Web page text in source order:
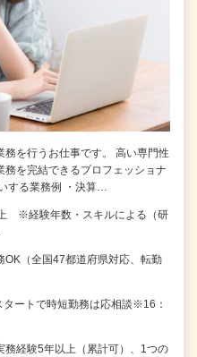
務を行うお仕事です。 高い専門性
務を完結できるプロフェッショナ
する業務例 ・決算…
※経験年数・スキルによる（研
OK（全国47都道府県対応、転勤
ートで時短勤務は応相談※16：
務経験5年以上（累計可）、1つの